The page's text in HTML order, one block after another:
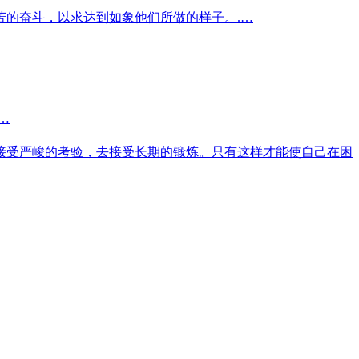
的奋斗，以求达到如象他们所做的样子。.…
严峻的考验，去接受长期的锻炼。只有这样才能使自己在困